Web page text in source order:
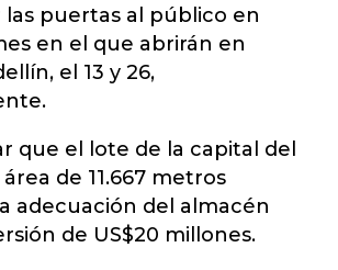
puertas al público en
en el que abrirán en
el 13 y 26,
que el lote de la capital del
de 11.667 metros
adecuación del almacén
de US$20 millones.